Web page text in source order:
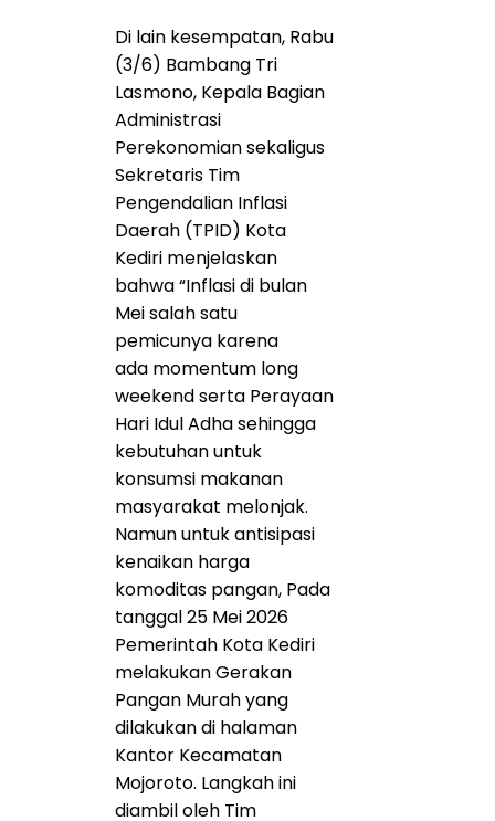
Di lain kesempatan, Rabu
(3/6) Bambang Tri
Lasmono, Kepala Bagian
Administrasi
Perekonomian sekaligus
Sekretaris Tim
Pengendalian Inflasi
Daerah (TPID) Kota
Kediri menjelaskan
bahwa “Inflasi di bulan
Mei salah satu
pemicunya karena
ada momentum long
weekend serta Perayaan
Hari Idul Adha sehingga
kebutuhan untuk
konsumsi makanan
masyarakat melonjak.
Namun untuk antisipasi
kenaikan harga
komoditas pangan, Pada
tanggal 25 Mei 2026
Pemerintah Kota Kediri
melakukan Gerakan
Pangan Murah yang
dilakukan di halaman
Kantor Kecamatan
Mojoroto. Langkah ini
diambil oleh Tim